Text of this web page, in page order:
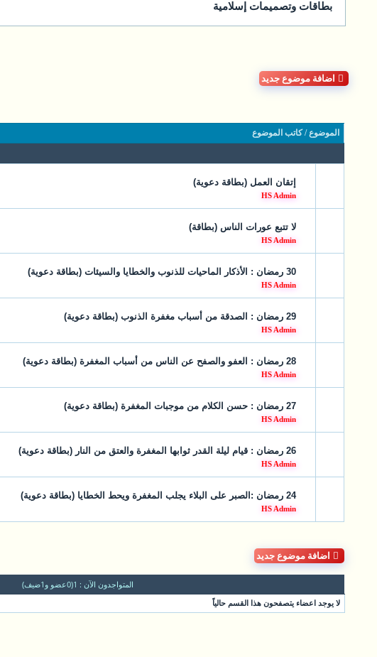
بطاقات وتصميمات إسلامية
اضافة موضوع جديد
الموضوع/كاتب الموضوع
إتقان العمل (بطاقة دعوية)
HS Admin
لا تتبع عورات الناس (بطاقة)
HS Admin
30 رمضان : الأذكار الماحيات للذنوب والخطايا والسيئات (بطاقة دعوية)
HS Admin
29 رمضان : الصدقة من أسباب مغفرة الذنوب (بطاقة دعوية)
HS Admin
28 رمضان : العفو والصفح عن الناس من أسباب المغفرة (بطاقة دعوية)
HS Admin
27 رمضان : حسن الكلام من موجبات المغفرة (بطاقة دعوية)
HS Admin
26 رمضان : قيام ليلة القدر ثوابها المغفرة والعتق من النار (بطاقة دعوية)
HS Admin
24 رمضان :الصبر على البلاء يجلب المغفرة ويحط الخطايا (بطاقة دعوية)
HS Admin
اضافة موضوع جديد
المتواجدون الآن : 1 (0عضو و1ضيف)
لا يوجد اعضاء يتصفحون هذا القسم حالياً